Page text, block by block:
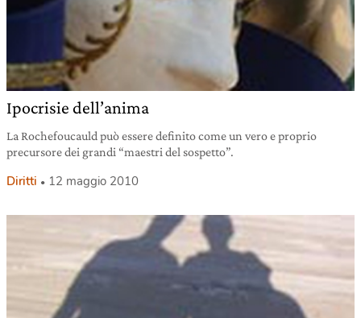
Ipocrisie dell’anima
La Rochefoucauld può essere definito come un vero e proprio
precursore dei grandi “maestri del sospetto”.
Diritti 12 maggio 2010